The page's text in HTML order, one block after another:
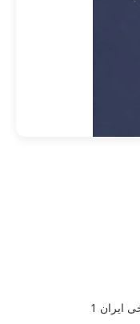
ایران 1